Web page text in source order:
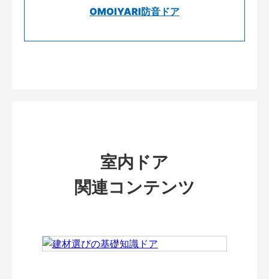
OMOIYARI防音ドア
室内ドア
関連コンテンツ